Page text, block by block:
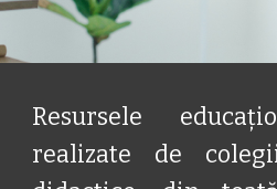
Resursele
realizate de